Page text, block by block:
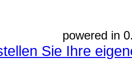
powered in
Sie Ihre